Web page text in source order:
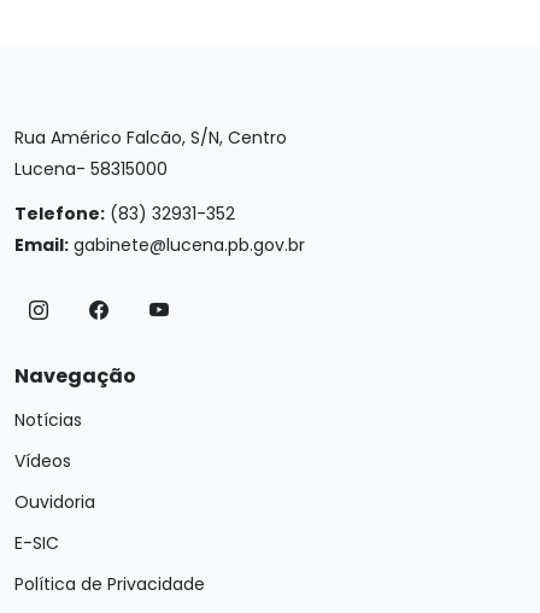
Rua Américo Falcão, S/N, Centro
Lucena- 58315000
Telefone: (83) 32931-352
Email: gabinete@lucena.pb.gov.br
Navegação
Notícias
Vídeos
Ouvidoria
E-SIC
Política de Privacidade